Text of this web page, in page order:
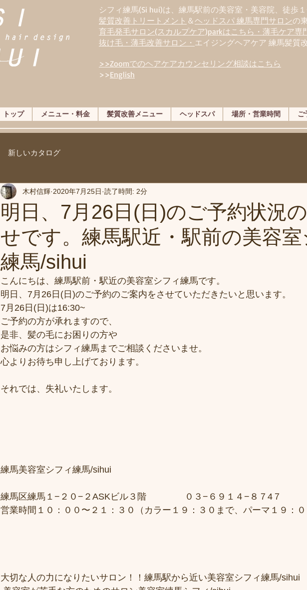
シフィ練馬(Si hui)は、 練馬駅前の美容室・美容院、徒歩
髪質改善トリートメント ＆ヘッドスパ 練馬専門サロンの
育毛発毛サロン(スカルプケア)parkはこちら・薄毛ケア専
抜け毛・薄毛改善サロン・ エイジングヘアケア 練馬髪質
>>Zoomでのヘアケアカウンセリング相談はこちら
>>English
トップ メニュー・料金 髪質改善メニュー ヘッドスパ 場所・営業時間 ご
新しいカタログ
明日、7月26日(日)のご予約状況
せです。練馬駅近・駅前の美容
練馬/sihui
木村信輝 2020年7月25日 読了時間: 2分
こんにちは、練馬駅前・駅近の美容室シフィ練馬です。
明日、7月26日(日)のご予約のご案内をさせていただきたいと思います。
7月26日(日)は16:30~
ご予約の方が承れますので、
是非、髪の毛にお困りの方や
お悩みの方はシフィ練馬までご相談くださいませ。
心よりお待ち申し上げております。
それでは、失礼いたします。
練馬美容室シフィ練馬/sihui
練馬区練馬１−２０−２ASKビル３階 　　　　０３−６９１４−８７4７
営業時間１０：００〜２１：３０（カラー１９：３０まで、パーマ１９：
大切な人の力になりたいサロン！！練馬駅から近い美容室シフィ練馬/sihui